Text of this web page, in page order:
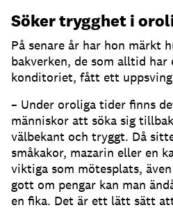
Söker trygghet i
På senare år har hon märkt
bakverken, de som alltid
konditoriet, fått ett
– Under oroliga tider finns
människor att söka sig
välbekant och tryggt. Då
småkakor, mazarin eller en
viktiga som mötesplats,
gott om pengar kan man
en fika. Det är ett lätt sätt